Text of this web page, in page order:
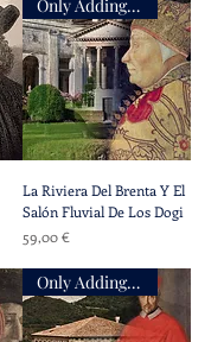
Only Adding Accompaniment
La Riviera Del Brenta Y El
Salón Fluvial De Los Dogi
Precio
59,00 €
Only Adding Accompaniment